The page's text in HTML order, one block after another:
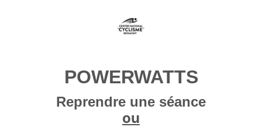
POWERWATTS
Reprendre une séance
ou